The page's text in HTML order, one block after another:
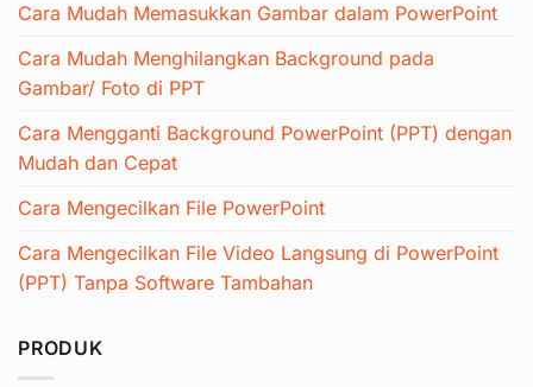
Cara Mudah Memasukkan Gambar dalam PowerPoint
Cara Mudah Menghilangkan Background pada
Gambar/ Foto di PPT
Cara Mengganti Background PowerPoint (PPT) dengan
Mudah dan Cepat
Cara Mengecilkan File PowerPoint
Cara Mengecilkan File Video Langsung di PowerPoint
(PPT) Tanpa Software Tambahan
PRODUK